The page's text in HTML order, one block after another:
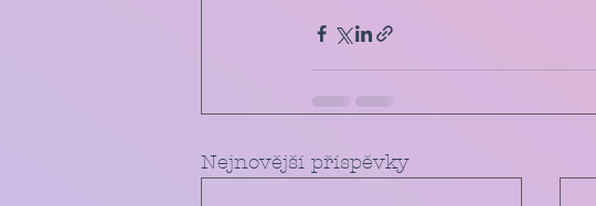
Nejnovější příspěvky